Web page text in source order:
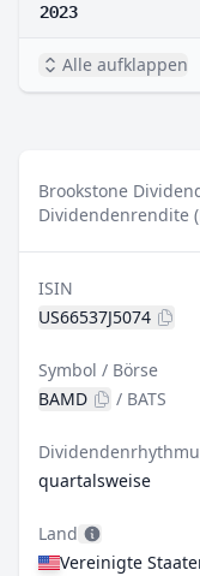
2023
Alle aufklappen
Brookstone
Dividendenrendite
ISIN
US66537J5074
Symbol / Börse
BAMD
/ BATS
quartalsweise
Land
Vereinigte